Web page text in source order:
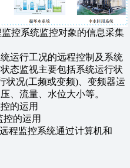
控系统监控对象的信息采集
运行工况的远程控制及系统
态监视主要包括系统运行状
状况(工频或变频)、变频器运
、流量、水位大小等。
的运用
的运用
程监控系统通过计算机和